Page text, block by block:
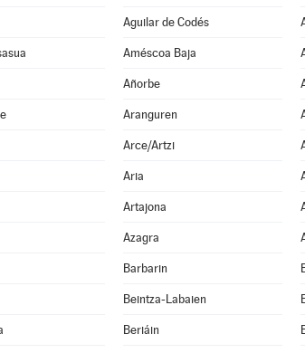
Aguilar de Codés
Améscoa Baja
Añorbe
Aranguren
Arce/Artzi
Aria
Artajona
Azagra
Barbarin
Beintza-Labaien
Beriáin